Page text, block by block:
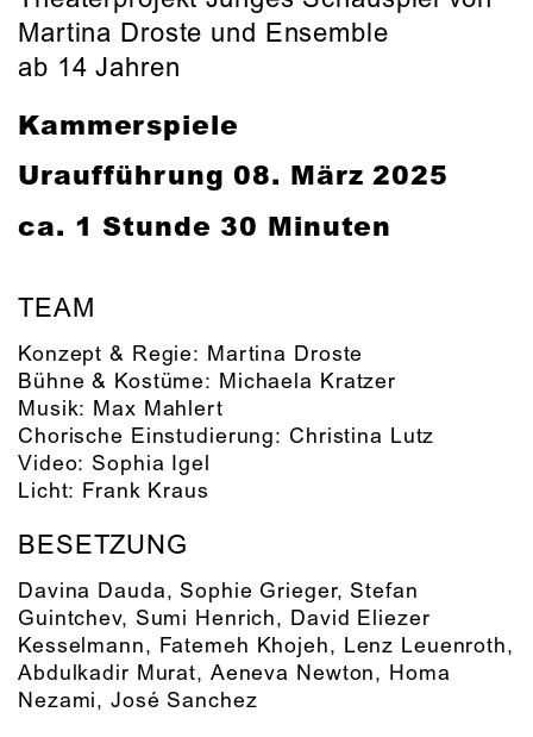
Martina Droste und Ensemble
ab 14 Jahren
Kammerspiele
Uraufführung 08. März 2025
ca. 1 Stunde 30 Minuten
TEAM
Konzept & Regie: Martina Droste
Bühne & Kostüme: Michaela Kratzer
Musik: Max Mahlert
Chorische Einstudierung: Christina Lutz
Video: Sophia Igel
Licht: Frank Kraus
BESETZUNG
Davina Dauda, Sophie Grieger, Stefan
Guintchev, Sumi Henrich, David Eliezer
Kesselmann, Fatemeh Khojeh, Lenz Leuenroth,
Abdulkadir Murat, Aeneva Newton, Homa
Nezami, José Sanchez